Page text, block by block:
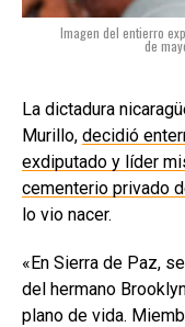
Imagen del entierro
de
La dictadura
Murillo, decidió
exdiputado y líder
cementerio privado
lo vio nacer.
«En Sierra de Paz,
del hermano
plano de vida.